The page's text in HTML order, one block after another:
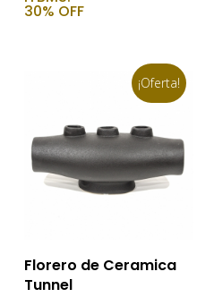
original
30% OFF
¡Oferta!
Añadir Al Carrito
Florero de Ceramica
Tunnel